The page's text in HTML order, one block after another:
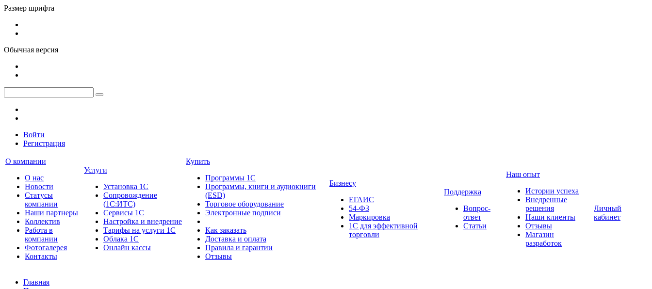
Размер шрифта
Обычная версия
Войти
Регистрация
О компании
О нас
Новости
Cтатусы
компании
Наши партнеры
Коллектив
Работа в
компании
Фотогалерея
Контакты
Услуги
Установка 1С
Сопровождение
(1С:ИТС)
Сервисы 1С
Настройка и внедрение
Тарифы на услуги 1С
Облака 1С
Онлайн кассы
Купить
Программы 1С
Программы, книги и аудиокниги
(ESD)
Торговое оборудование
Электронные подписи
Как заказать
Доставка и оплата
Правила и гарантии
Отзывы
Бизнесу
ЕГАИС
54-ФЗ
Маркировка
1С для эффективной
торговли
Поддержка
Вопрос-
ответ
Статьи
Наш опыт
Истории успеха
Внедренные
решения
Наши клиенты
Отзывы
Магазин
разработок
Личный
кабинет
Главная